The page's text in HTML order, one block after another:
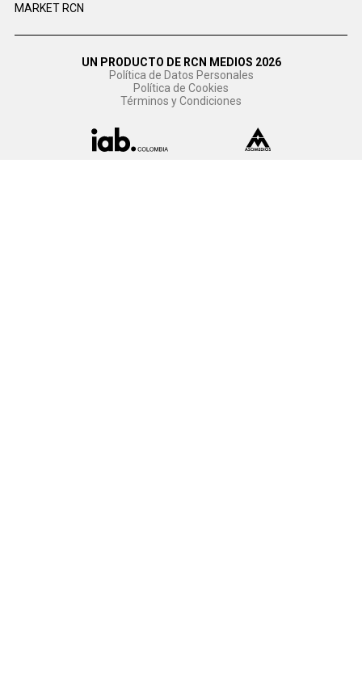
MARKET RCN
UN PRODUCTO DE RCN MEDIOS 2026
Política de Datos Personales
Política de Cookies
Términos y Condiciones